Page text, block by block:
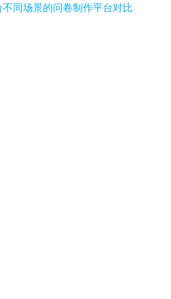
同场景的问卷制作平台对比